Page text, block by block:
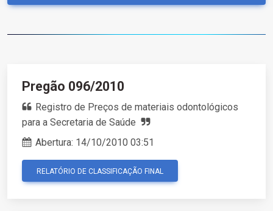
Pregão 096/2010
Registro de Preços de materiais odontológicos
para a Secretaria de Saúde
Abertura: 14/10/2010 03:51
RELATÓRIO DE CLASSIFICAÇÃO FINAL